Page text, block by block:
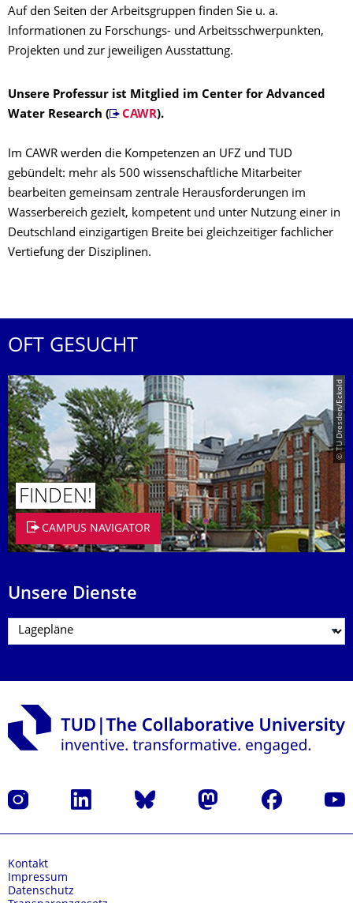
Auf den Seiten der Arbeitsgruppen finden Sie u. a.
Informationen zu Forschungs- und Arbeitsschwerpunkten,
Projekten und zur jeweiligen Ausstattung.
Unsere Professur ist Mitglied im Center for Advanced
Water Research (
CAWR).
Im CAWR werden die Kompetenzen an UFZ und TUD
gebündelt: mehr als 500 wissenschaftliche Mitarbeiter
bearbeiten gemeinsam zentrale Herausforderungen im
Wasserbereich gezielt, kompetent und unter Nutzung einer in
Deutschland einzigartigen Breite bei gleichzeitiger fachlicher
Vertiefung der Disziplinen.
OFT GESUCHT
© TU Dresden/Eckold
FINDEN!
CAMPUS NAVIGATOR
Unsere Dienste
Instagram LinkedIn Bluesky Mastodon Facebook
Kontakt
Impressum
Datenschutz